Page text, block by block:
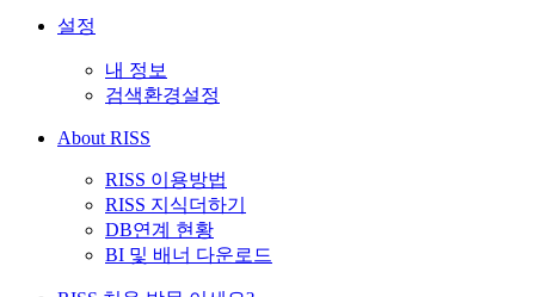
설정
내 정보
검색환경설정
About RISS
RISS 이용방법
RISS 지식더하기
DB연계 현황
BI 및 배너 다운로드